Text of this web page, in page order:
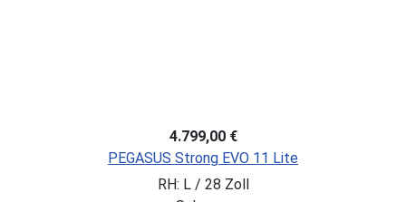
4.799,00 €
PEGASUS Strong EVO 11 Lite
RH: L / 28 Zoll